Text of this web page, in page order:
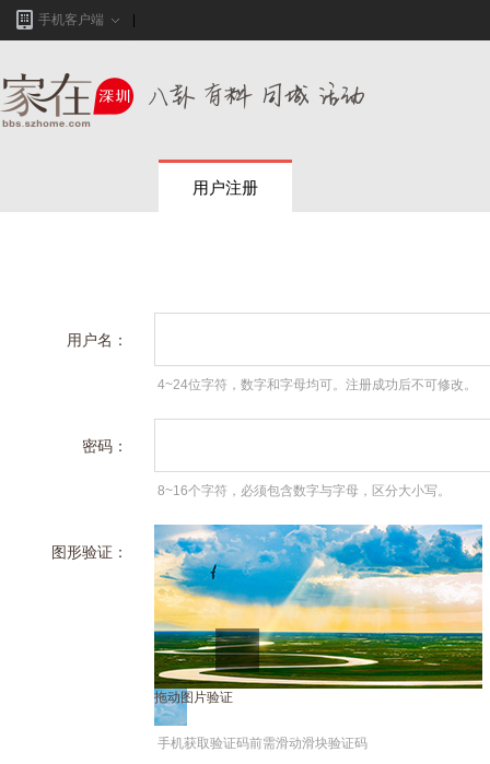
手机客户端
用户注册
用户名：
4~24位字符，数字和字母均可。注册成功后不可修改。
密码：
8~16个字符，必须包含数字与字母，区分大小写。
图形验证：
拖动图片验证
手机获取验证码前需滑动滑块验证码